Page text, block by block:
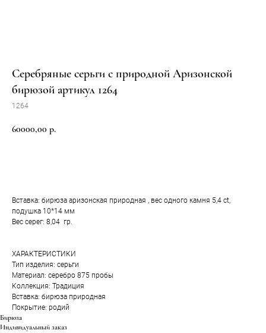
Серебряные серьги с природной Аризонской
бирюзой артикул 1264
1264
60000,00 р.
Вставка: бирюза аризонская природная , вес одного камня 5,4 ct,
подушка 10*14 мм
Вес серег: 8,04 гр.
ХАРАКТЕРИСТИКИ
Тип изделия: серьги
Материал: серебро 875 пробы
Коллекция: Традиция
Вставка: бирюза природная
Покрытие: родий
Бирюза
Индивидуальный заказ